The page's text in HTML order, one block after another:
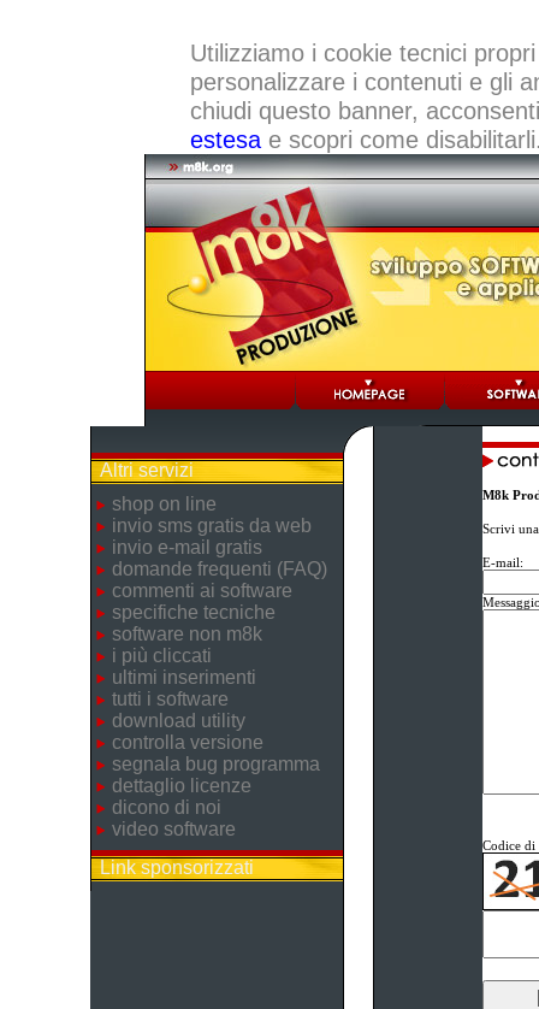
Utilizziamo i cookie tecnici
personalizzare i contenuti e gli
chiudi questo banner,
estesae scopri come
Altri servizi
shop on line
invio sms gratis da web
invio e-mail gratis
domande frequenti (FAQ)
commenti ai software
specifiche tecniche
software non m8k
i più cliccati
ultimi inserimenti
tutti i software
download utility
controlla versione
segnala bug programma
dettaglio licenze
dicono di noi
video software
Link sponsorizzati
M8k
Scrivi
E-mail:
Codice